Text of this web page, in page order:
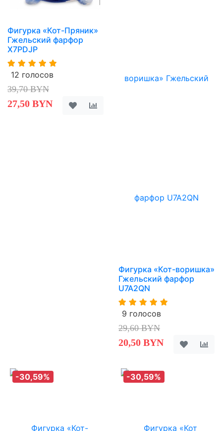
Фигурка «Кот-Пряник»
Гжельский фарфор
X7PDJP
12 голосов
39,70 BYN
27,50 BYN
Фигурка «Кот-воришка»
Гжельский фарфор
U7A2QN
9 голосов
29,60 BYN
20,50 BYN
-30,59% -30,59%